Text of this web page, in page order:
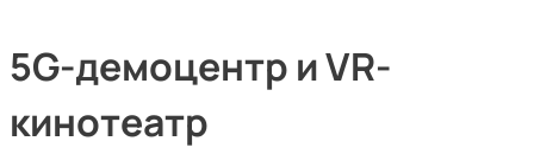
5G-демоцентр и VR-
кинотеатр